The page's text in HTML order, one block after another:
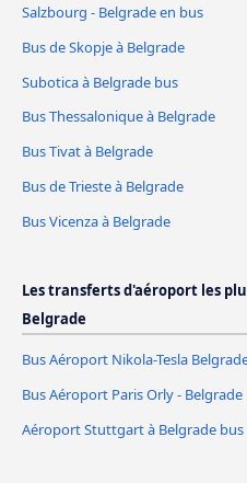
Salzbourg - Belgrade en bus
Bus de Skopje à Belgrade
Subotica à Belgrade bus
Bus Thessalonique à Belgrade
Bus Tivat à Belgrade
Bus de Trieste à Belgrade
Bus Vicenza à Belgrade
Les transferts d'aéroport les
Belgrade
Bus Aéroport Nikola-Tesla
Bus Aéroport Paris Orly - Belgrade
Aéroport Stuttgart à Belgrade bus